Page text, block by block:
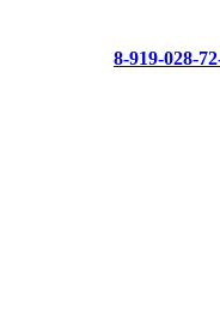
8-919-028-